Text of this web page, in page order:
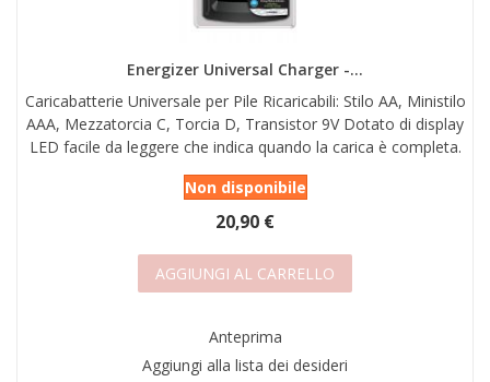
DICONO DI NOIEnergizer Universal Charger -...
Caricabatterie Universale per Pile Ricaricabili: Stilo AA, Ministilo
AAA, Mezzatorcia C, Torcia D, Transistor 9V Dotato di display
LED facile da leggere che indica quando la carica è completa.
Non disponibile
20,90 €
AGGIUNGI AL CARRELLO
Anteprima
Aggiungi alla lista dei desideri